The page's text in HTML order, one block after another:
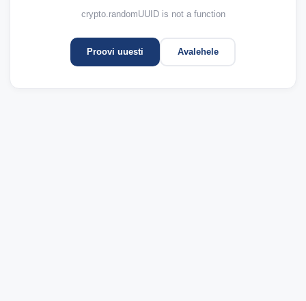
crypto.randomUUID is not a function
Proovi uuesti Avalehele